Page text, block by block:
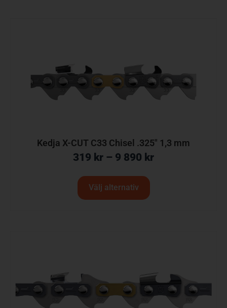
Kedja X-CUT C33 Chisel .325″ 1,3 mm
319 kr – 9 890 kr
Välj alternativ